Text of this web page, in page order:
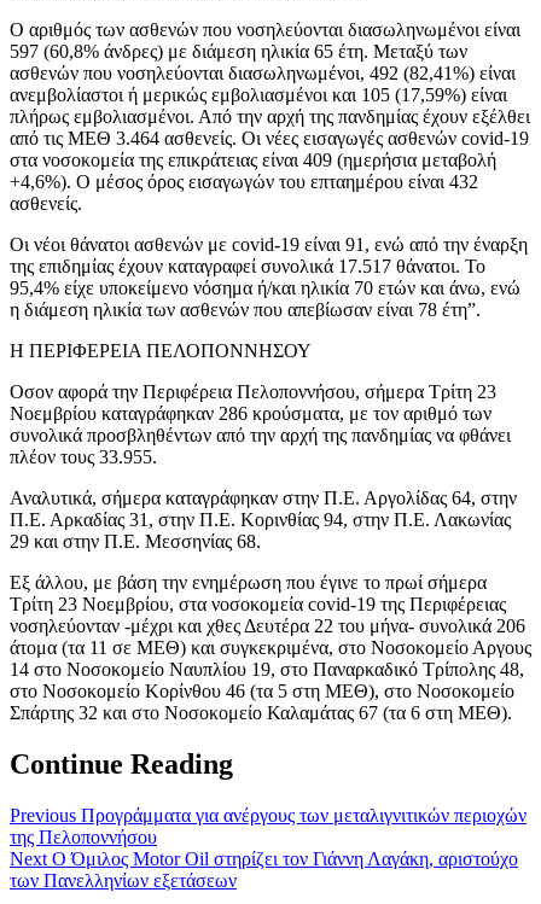
Ο αριθμός των ασθενών που νοσηλεύονται διασωληνωμένοι είναι
597 (60,8% άνδρες) με διάμεση ηλικία 65 έτη. Μεταξύ των
ασθενών που νοσηλεύονται διασωληνωμένοι, 492 (82,41%) είναι
ανεμβολίαστοι ή μερικώς εμβολιασμένοι και 105 (17,59%) είναι
πλήρως εμβολιασμένοι. Από την αρχή της πανδημίας έχουν εξέλθει
από τις ΜΕΘ 3.464 ασθενείς. Οι νέες εισαγωγές ασθενών covid-19
στα νοσοκομεία της επικράτειας είναι 409 (ημερήσια μεταβολή
+4,6%). Ο μέσος όρος εισαγωγών του επταημέρου είναι 432
ασθενείς.
Οι νέοι θάνατοι ασθενών με covid-19 είναι 91, ενώ από την έναρξη
της επιδημίας έχουν καταγραφεί συνολικά 17.517 θάνατοι. Το
95,4% είχε υποκείμενο νόσημα ή/και ηλικία 70 ετών και άνω, ενώ
η διάμεση ηλικία των ασθενών που απεβίωσαν είναι 78 έτη”.
Η ΠΕΡΙΦΕΡΕΙΑ ΠΕΛΟΠΟΝΝΗΣΟΥ
Οσον αφορά την Περιφέρεια Πελοποννήσου, σήμερα Τρίτη 23
Νοεμβρίου καταγράφηκαν 286 κρούσματα, με τον αριθμό των
συνολικά προσβληθέντων από την αρχή της πανδημίας να φθάνει
πλέον τους 33.955.
Αναλυτικά, σήμερα καταγράφηκαν στην Π.Ε. Αργολίδας 64, στην
Π.Ε. Αρκαδίας 31, στην Π.Ε. Κορινθίας 94, στην Π.Ε. Λακωνίας
29 και στην Π.Ε. Μεσσηνίας 68.
Εξ άλλου, με βάση την ενημέρωση που έγινε το πρωί σήμερα
Τρίτη 23 Νοεμβρίου, στα νοσοκομεία covid-19 της Περιφέρειας
νοσηλεύονταν -μέχρι και χθες Δευτέρα 22 του μήνα- συνολικά 206
άτομα (τα 11 σε ΜΕΘ) και συγκεκριμένα, στο Νοσοκομείο Αργους
14 στο Νοσοκομείο Ναυπλίου 19, στο Παναρκαδικό Τρίπολης 48,
στο Νοσοκομείο Κορίνθου 46 (τα 5 στη ΜΕΘ), στο Νοσοκομείο
Σπάρτης 32 και στο Νοσοκομείο Καλαμάτας 67 (τα 6 στη ΜΕΘ).
Continue Reading
Previous Προγράμματα για ανέργους των μεταλιγνιτικών περιοχών
της Πελοποννήσου
Next Ο Όμιλος Motor Oil στηρίζει τον Γιάννη Λαγάκη, αριστούχο
των Πανελληνίων εξετάσεων